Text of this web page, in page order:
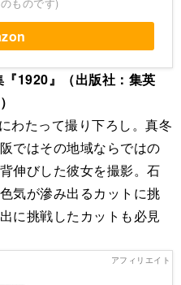
『1920』（出版社：集英
わたって撮り下ろし。真冬
ではその地域ならではの
伸びした彼女を撮影。石
気が滲み出るカットに挑
に挑戦したカットも必見